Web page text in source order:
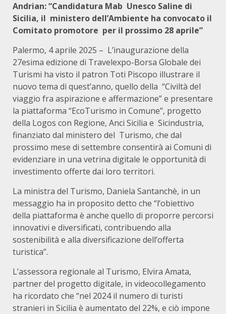
Andrian: “Candidatura Mab Unesco Saline di
Sicilia, il ministero dell’Ambiente ha convocato il
Comitato promotore per il prossimo 28 aprile”
Palermo, 4 aprile 2025 – L’inaugurazione della
27esima edizione di Travelexpo-Borsa Globale dei
Turismi ha visto il patron Toti Piscopo illustrare il
nuovo tema di quest’anno, quello della “Civiltà del
viaggio fra aspirazione e affermazione” e presentare
la piattaforma “EcoTurismo in Comune”, progetto
della Logos con Regione, Anci Sicilia e Sicindustria,
finanziato dal ministero del Turismo, che dal
prossimo mese di settembre consentirà ai Comuni di
evidenziare in una vetrina digitale le opportunità di
investimento offerte dai loro territori.
La ministra del Turismo, Daniela Santanchè, in un
messaggio ha in proposito detto che “l’obiettivo
della piattaforma è anche quello di proporre percorsi
innovativi e diversificati, contribuendo alla
sostenibilità e alla diversificazione dell’offerta
turistica”.
L’assessora regionale al Turismo, Elvira Amata,
partner del progetto digitale, in videocollegamento
ha ricordato che “nel 2024 il numero di turisti
stranieri in Sicilia è aumentato del 22%, e ciò impone